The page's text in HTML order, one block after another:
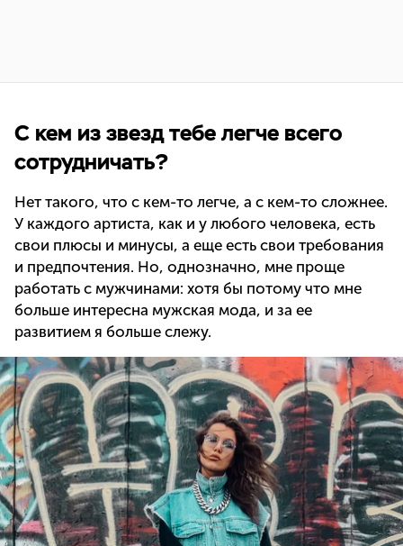
С кем из звезд тебе легче всего
сотрудничать?
Нет такого, что с кем-то легче, а с кем-то сложнее.
У каждого артиста, как и у любого человека, есть
свои плюсы и минусы, а еще есть свои требования
и предпочтения. Но, однозначно, мне проще
работать с мужчинами: хотя бы потому что мне
больше интересна мужская мода, и за ее
развитием я больше слежу.